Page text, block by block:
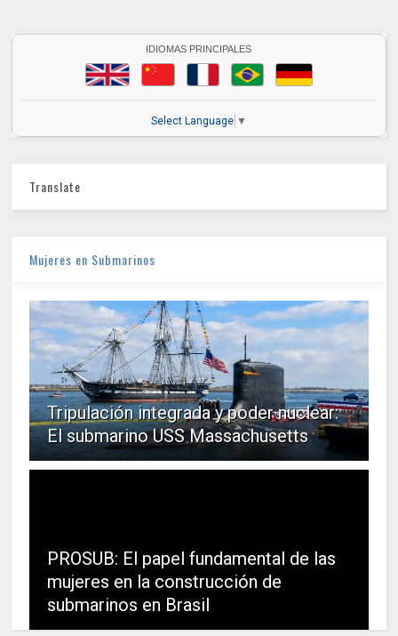
IDIOMAS PRINCIPALES
Select Language ▼
Translate
Mujeres en Submarinos
Tripulación integrada y poder nuclear:
El submarino USS Massachusetts
PROSUB: El papel fundamental de las
mujeres en la construcción de
submarinos en Brasil